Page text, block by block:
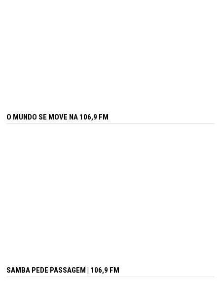
O MUNDO SE MOVE NA 106,9 FM
SAMBA PEDE PASSAGEM | 106,9 FM